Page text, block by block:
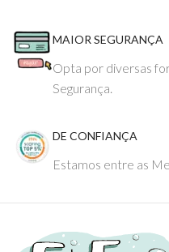
MAIOR SEGURANÇA
Opta por diversas
Segurança.
DE CONFIANÇA
Estamos entre as